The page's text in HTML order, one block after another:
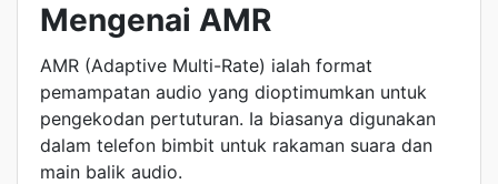
Mengenai AMR
AMR (Adaptive Multi-Rate) ialah format
pemampatan audio yang dioptimumkan untuk
pengekodan pertuturan. Ia biasanya digunakan
dalam telefon bimbit untuk rakaman suara dan
main balik audio.